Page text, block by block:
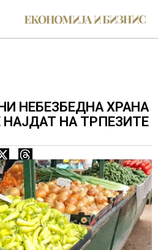
НЕБЕЗБЕДНА ХРАНА
НА ТРПЕЗИТЕ